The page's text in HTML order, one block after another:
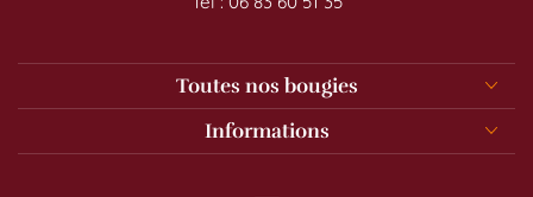
Toutes nos bougies
Informations